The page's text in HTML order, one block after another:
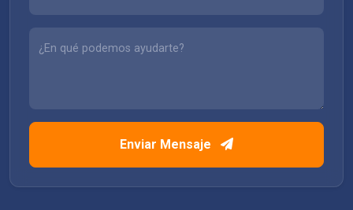
Enviar Mensaje